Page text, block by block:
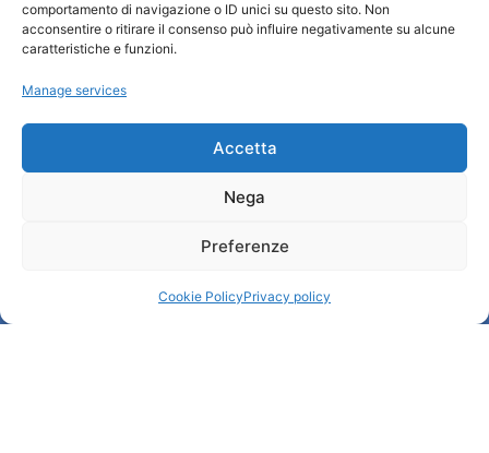
comportamento di navigazione o ID unici su questo sito. Non
acconsentire o ritirare il consenso può influire negativamente su alcune
caratteristiche e funzioni.
Manage services
Accetta
Nega
Preferenze
Cookie PolicyPrivacy policy
Qui sommes-nous ?
Information et accueil des tourist / IAT
Cookie Policy (UE)